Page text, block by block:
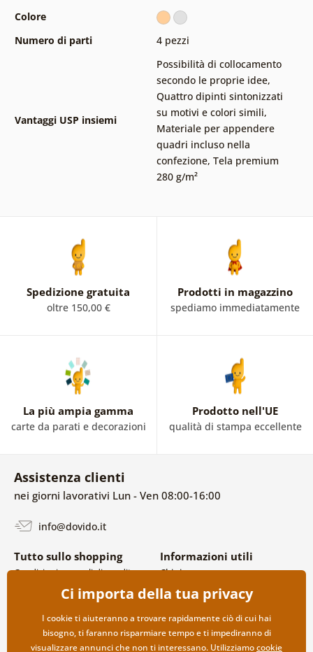
Colore
Numero di parti
4 pezzi
Vantaggi USP insiemi
Possibilità di collocamento
secondo le proprie idee,
Quattro dipinti sintonizzati
su motivi e colori simili,
Materiale per appendere
quadri incluso nella
confezione, Tela premium
280 g/m²
Spedizione gratuita
oltre 150,00 €
Prodotti in magazzino
spediamo immediatamente
La più ampia gamma
carte da parati e decorazioni
Prodotto nell'UE
qualità di stampa eccellente
Assistenza clienti
nei giorni lavorativi Lun - Ven 08:00-16:00
info@dovido.it
Tutto sullo shopping
Condizioni generali di vendita e
Politica sulla privacy
Opzioni di spedizione e
pagamento
Reso della merce
Informazioni utili
Chi siamo
FAQ
Contatti
Collaborazione all’ingrosso
Ci importa della tua privacy
I cookie ti aiuteranno a trovare rapidamente ciò di cui hai
bisogno, ti faranno risparmiare tempo e ti impediranno di
visualizzare annunci che non ti interessano. Utilizziamocookie